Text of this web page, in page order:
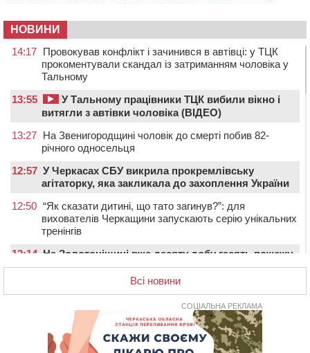
НОВИНИ
14:17 Провокував конфлікт і зачинився в автівці: у ТЦК
прокоментували скандал із затриманням чоловіка у
Тальному
13:55
У Тальному працівники ТЦК вибили вікно і
витягли з автівки чоловіка (ВІДЕО)
13:27 На Звенигородщині чоловік до смерті побив 82-
річного односельця
12:57 У Черкасах СБУ викрила прокремлівську
агітаторку, яка закликала до захоплення України
12:50 “Як сказати дитині, що тато загинув?”: для
вихователів Черкащини запускають серію унікальних
тренінгів
12:14 На Золотоніщині вже десяту добу гасять пожежу
торфу
Захисника зі Звенигородщини, який обороняв
Авдіївку, нагородили “Комбатантським хрестом”
Всі новини
СОЦІАЛЬНА РЕКЛАМА